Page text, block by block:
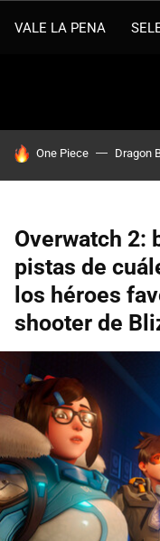
VALE LA PENA
HOY SE HABLA DE
One Piece Dragon
Overwatch 2:
pistas de
los héroes
shooter de